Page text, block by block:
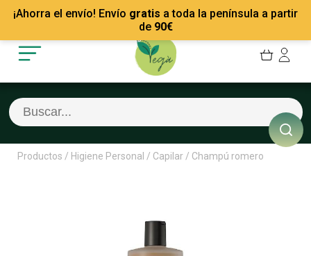
¡Ahorra el envío! Envío gratis a toda la península a partir
de 90€
Mis Pedidos
Mis favoritos
Cerrar sesión
Recetas
Empresas
Contacto
Productos / Higiene Personal / Capilar / Champú romero